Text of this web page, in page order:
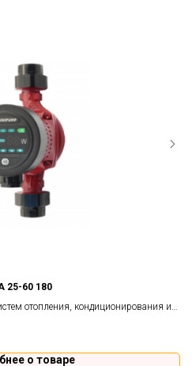
25-60 180
отопления, кондиционирования и
о товаре